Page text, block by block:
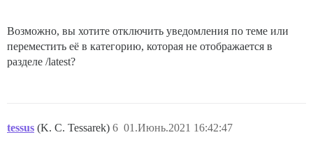
Возможно, вы хотите отключить уведомления по теме или
переместить её в категорию, которая не отображается в
разделе /latest?
tessus (K. C. Tessarek) 01.Июнь.2021 16:42:47
6